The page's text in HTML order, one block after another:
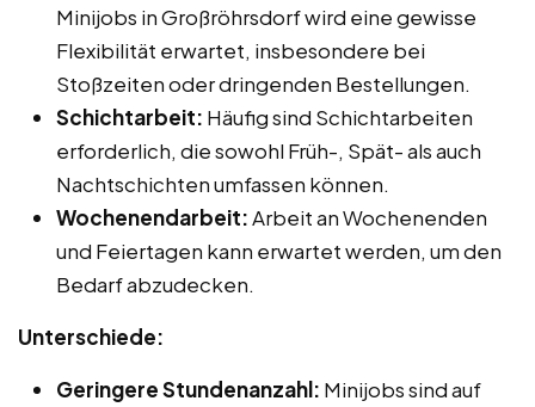
Minijobs in Großröhrsdorf wird eine gewisse
Flexibilität erwartet, insbesondere bei
Stoßzeiten oder dringenden Bestellungen.
Schichtarbeit: Häufig sind Schichtarbeiten
erforderlich, die sowohl Früh-, Spät- als auch
Nachtschichten umfassen können.
Wochenendarbeit:Arbeit an Wochenenden
und Feiertagen kann erwartet werden, um den
Bedarf abzudecken.
Unterschiede:
Geringere Stundenanzahl: Minijobs sind auf